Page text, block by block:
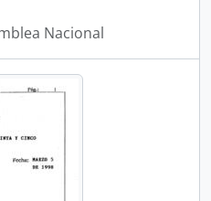
Nacional